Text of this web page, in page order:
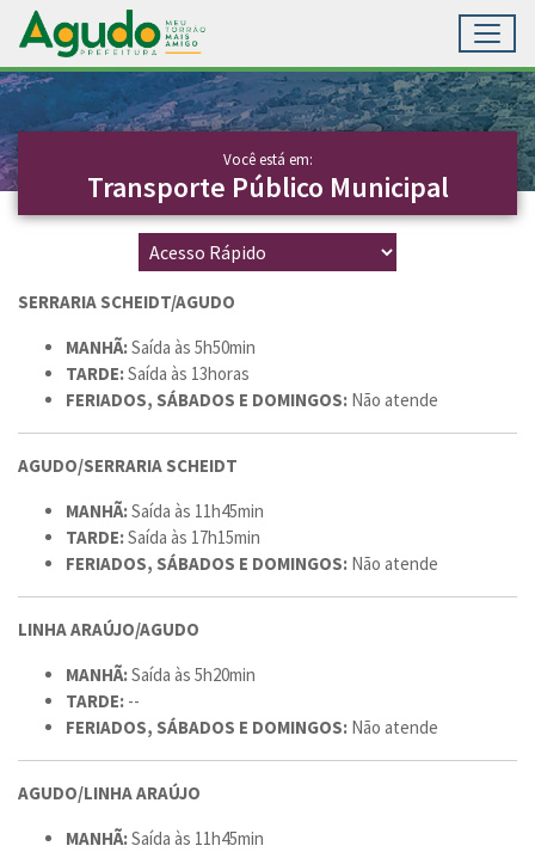
Ir para conteúdo principal
Conteúdo Principal
Você está em:
Transporte Público Municipal
SERRARIA SCHEIDT/AGUDO
MANHÃ:Saída às 5h50min
TARDE:Saída às 13horas
FERIADOS, SÁBADOS E DOMINGOS: Não atende
AGUDO/SERRARIA SCHEIDT
MANHÃ:Saída às 11h45min
TARDE:Saída às 17h15min
FERIADOS, SÁBADOS E DOMINGOS: Não atende
LINHA ARAÚJO/AGUDO
MANHÃ:Saída às 5h20min
TARDE: --
FERIADOS, SÁBADOS E DOMINGOS: Não atende
AGUDO/LINHA ARAÚJO
MANHÃ:Saída às 11h45min